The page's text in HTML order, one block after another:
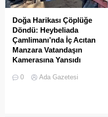
araçların toplatılma
Doğa Harikası Çöplüğe
Döndü: Heybeliada
Çamlimanı’nda İç Acıtan
Manzara Vatandaşın
Kamerasına Yansıdı
Çamlimanı Koyu,
0 Ada Gazetesi